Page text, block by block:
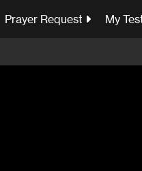
Prayer Request My